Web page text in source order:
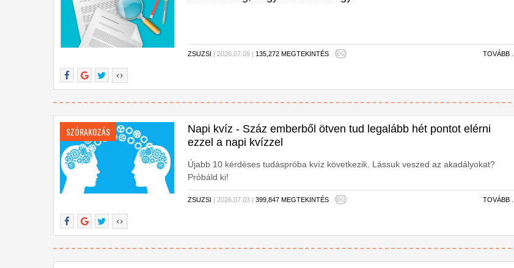
ZSUZSI | 2026.07.09 | 135,272 MEGTEKINTÉS TOVÁBB ...
SZÓRAKOZÁS
Napi kvíz - Száz emberből ötven tud legalább hét pontot elérni
ezzel a napi kvízzel
Újabb 10 kérdéses tudáspróba kvíz következik. Lássuk veszed az akadályokat?
Próbáld ki!
ZSUZSI | 2026.07.03 |399,847 MEGTEKINTÉS TOVÁBB ...